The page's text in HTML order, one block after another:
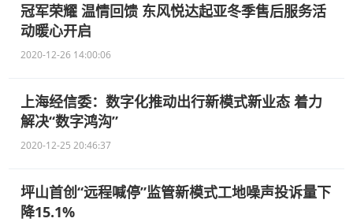
冠军荣耀 温情回馈 东风悦达起亚冬季售后服务活
动暖心开启
2020-12-26 14:00:06
上海经信委：数字化推动出行新模式新业态 着力
解决“数字鸿沟”
2020-12-25 20:46:37
坪山首创“远程喊停”监管新模式工地噪声投诉量下
降15.1%